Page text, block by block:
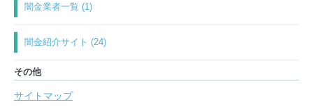
闇金業者一覧 (1)
闇金紹介サイト (24)
その他
サイトマップ